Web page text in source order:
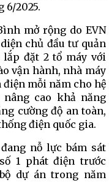
6/2025.
mở rộng do EVN
chủ đầu tư quản
lắp đặt 2 tổ máy với
vận hành, nhà máy
điện mỗi năm cho hệ
cao khả năng
cường độ an toàn,
điện quốc gia.
đang nỗ lực bám sát
1 phát điện trước
dự án trong năm